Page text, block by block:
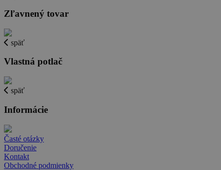
Zľavnený tovar
späť
Vlastná potlač
späť
Informácie
Časté otázky
Doručenie
Kontakt
Obchodné podmienky